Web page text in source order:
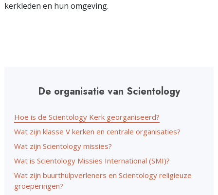
kerkleden en hun omgeving.
De organisatie van Scientology
Hoe is de Scientology Kerk georganiseerd?
Wat zijn klasse V kerken en centrale organisaties?
Wat zijn Scientology missies?
Wat is Scientology Missies International (SMI)?
Wat zijn buurthulpverleners en Scientology religieuze
groeperingen?